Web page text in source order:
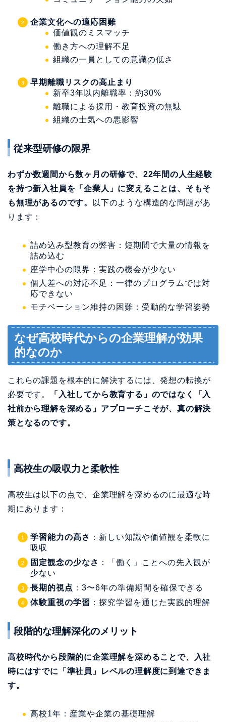
企業文化への適応困難
価値観のミスマッチ
働き方への理解不足
組織の一員としての意識の低さ
早期離職リスクの高止まり
新卒3年以内離職率：約30%
離職による採用・教育投資の無駄
組織の士気への悪影響
従来型研修の限界
わずか数週間から数ヶ月の研修で、22年間の人生経験
を持つ新入社員を「企業人」に変えることは、そもそ
も無理があるのです。 以下のような構造的な問題があ
ります：
詰め込み型教育の弊害：短期間で大量の情報を
詰め込む
座学中心の限界：実践の機会が少ない
個人差への対応不足：一律のプログラムでは対
応できない
モチベーション維持の困難：受動的な学習姿勢
なぜ高校時代からの企業理解が効果
的なのか
これらの課題を根本的に解決するには、発想の転換が
必要です。
「入社してから教育する」のではなく「入
社前から理解を深める」アプローチこそが、真の解決
策となるのです。
高校生の吸収力と柔軟性
高校生は以下の点で、企業理解を深めるのに最適な時
期にあります：
学習能力の高さ ：新しい知識や価値観を柔軟に
吸収
固定観念の少なさ ：「働く」ことへの先入観が
少ない
長期的視点 ：3〜6年の準備期間を確保できる
体験重視の学習 ：探究学習を通じた実践的理解
段階的な理解深化のメリット
高校時代から段階的に企業理解を深めることで、入社
時にはすでに「準社員」レベルの理解度に到達できま
す。
高校1年：産業や企業の基礎理解